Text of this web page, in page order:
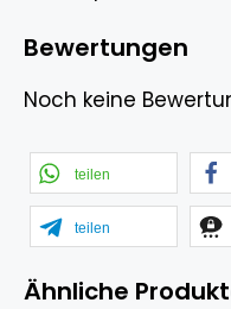
Bewertungen
Noch keine
teilen
teilen
Ähnliche